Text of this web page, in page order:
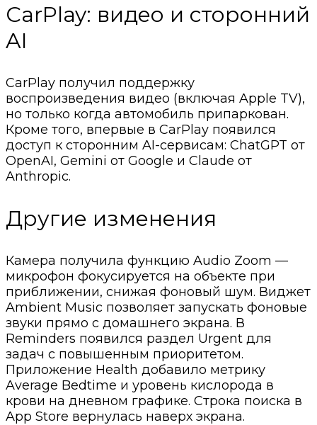
CarPlay: видео и сторонний
AI
CarPlay получил поддержку
воспроизведения видео (включая Apple TV),
но только когда автомобиль припаркован.
Кроме того, впервые в CarPlay появился
доступ к сторонним AI-сервисам: ChatGPT от
OpenAI, Gemini от Google и Claude от
Anthropic.
Другие изменения
Камера получила функцию Audio Zoom —
микрофон фокусируется на объекте при
приближении, снижая фоновый шум. Виджет
Ambient Music позволяет запускать фоновые
звуки прямо с домашнего экрана. В
Reminders появился раздел Urgent для
задач с повышенным приоритетом.
Приложение Health добавило метрику
Average Bedtime и уровень кислорода в
крови на дневном графике. Строка поиска в
App Store вернулась наверх экрана.